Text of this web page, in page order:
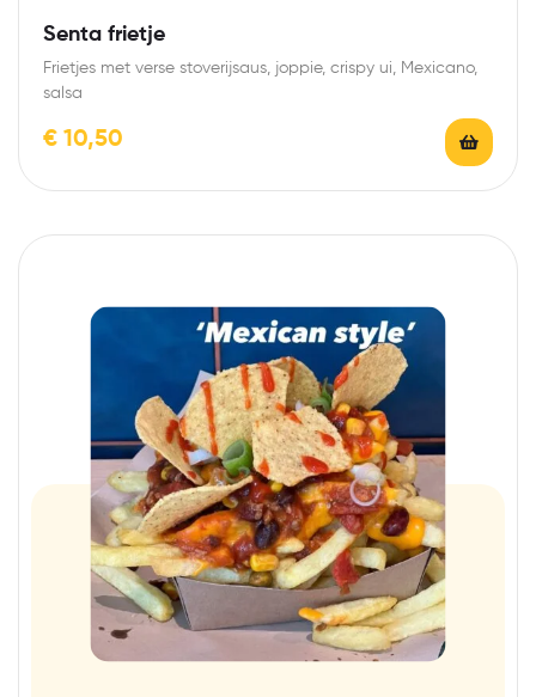
Senta frietje
Frietjes met verse stoverijsaus, joppie, crispy ui, Mexicano,
salsa
€ 10,50